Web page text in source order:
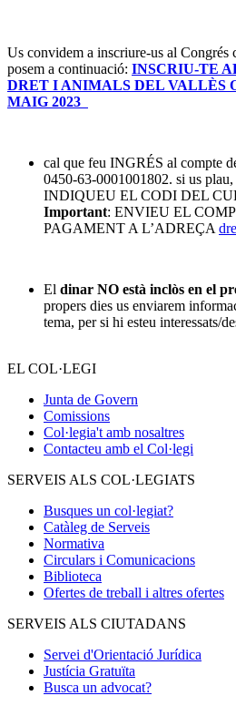
Us convidem a inscriure-us al Congrés
posem a continuació: INSCRIU-TE
DRET I ANIMALS DEL VALLÈS
MAIG 2023
cal que feu INGRÉS al compte
0450-63-0001001802. si us plau,
INDIQUEU EL CODI DEL
Important: ENVIEU EL
PAGAMENT A L’ADREÇA
El dinar NO està inclòs en el
propers dies us enviarem
tema, per si hi esteu interessats/
EL COL·LEGI
Junta de Govern
Comissions
Col·legia't amb nosaltres
Contacteu amb el Col·legi
SERVEIS ALS COL·LEGIATS
Busques un col·legiat?
Catàleg de Serveis
Normativa
Circulars i Comunicacions
Biblioteca
Ofertes de treball i altres ofertes
SERVEIS ALS CIUTADANS
Servei d'Orientació Jurídica
Justícia Gratuïta
Busca un advocat?